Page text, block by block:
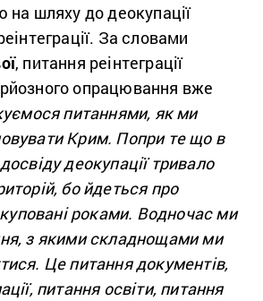
на шляху до деокупації
За словами
, питання реінтеграції
опрацювання вже
питаннями, як ми
Крим. Попри те що в
деокупації тривало
бо йдеться про
роками. Водночас ми
з якими складнощами ми
Це питання документів,
питання освіти, питання